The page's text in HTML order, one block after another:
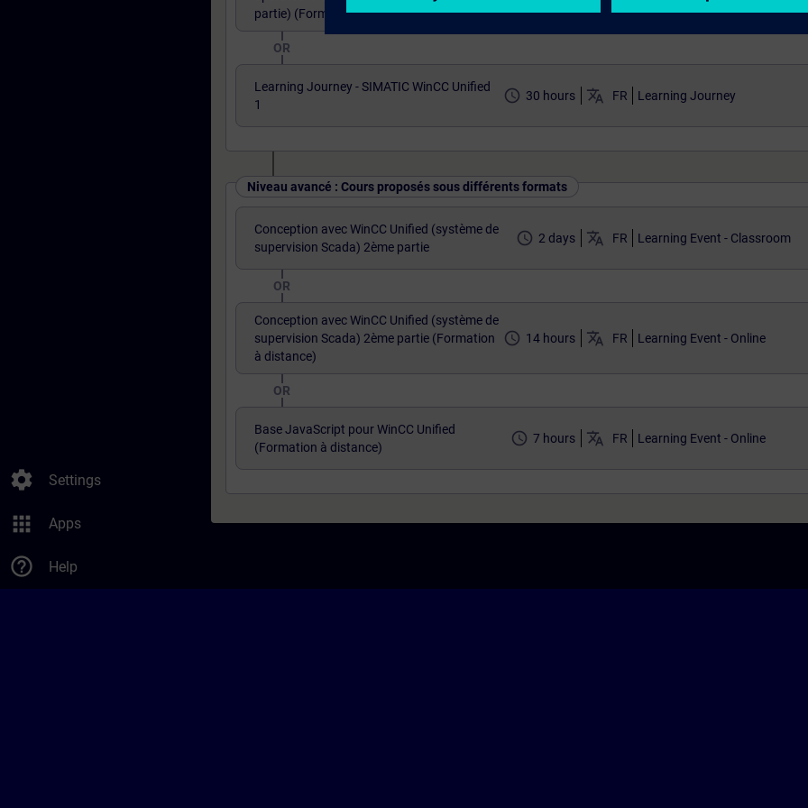
settings Settings
apps Apps
help_outline Help
partie) (Formation à distance)
OR
Learning Journey - SIMATIC WinCC Unified
1
access_time 30 hours translate FR Learning Journey
Niveau avancé : Cours proposés sous différents formats
Conception avec WinCC Unified (système de
supervision Scada) 2ème partie
access_time 2 days translate FR Learning Event - Classroom
OR
Conception avec WinCC Unified (système de
supervision Scada) 2ème partie (Formation
à distance)
access_time 14 hours translate FR Learning Event - Online
OR
Base JavaScript pour WinCC Unified
(Formation à distance)
access_time 7 hours translate FR Learning Event - Online